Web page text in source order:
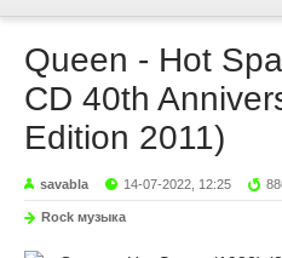
Queen - Hot
CD 40th
Edition 2011)
savabla 14-07-2022, 12:25
Rock музыка